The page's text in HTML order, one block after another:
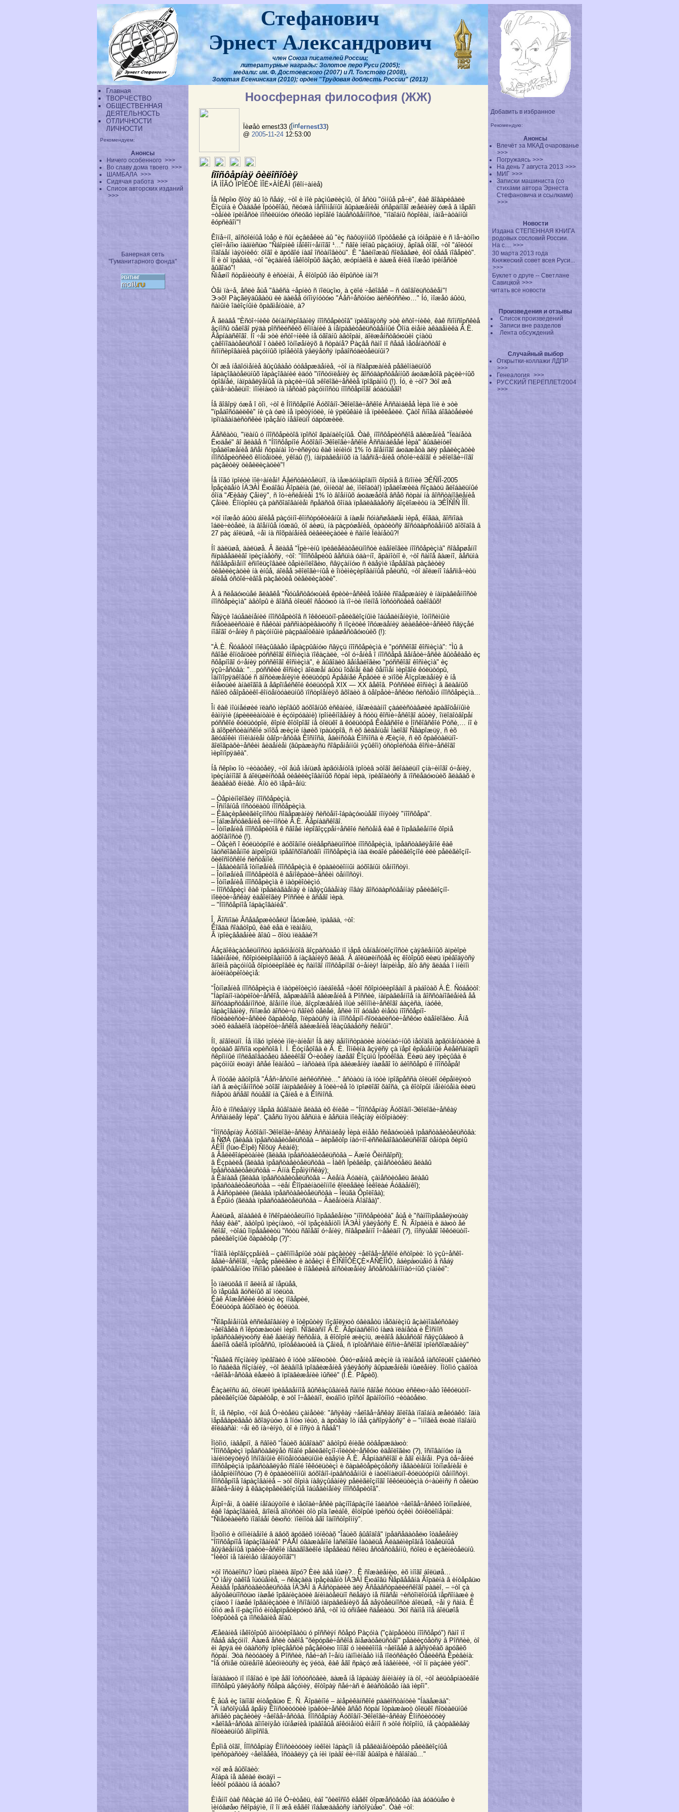
Стефанович
Эрнест Александрович
член Союза писателей России;
литературные награды: Золотое перо Руси (2005);
медали: им. Ф. Достоевского (2007) и Л. Толстого (2008),
Золотая Есенинская (2010); орден "Трудовая доблесть России" (2013)
Добавить в избранное
Рекомендую:
Анонсы
Влечёт за МКАД очарованье
>>>
Погружаясь >>>
На день 7 августа 2013 >>>
МИГ >>>
Записки машиниста (со
стихами автора Эрнеста
Стефановича и ссылками)
>>>
Новости
Издана СТЕПЕННАЯ КНИГА
родовых сословий России.
На с.... >>>
30 марта 2013 года
Княжеский совет всея Руси...
>>>
Буклет о друге -- Светлане
Савицкой >>>
читать все новости
Произведения и отзывы
Список произведений
Записи вне разделов
Лента обсуждений
Случайный выбор
Открытки-коллажи ЛДПР
>>>
Генеалогия >>>
РУССКИЙ ПЕРЕПЛЕТ/2004
>>>
Главная
ТВОРЧЕСТВО
ОБЩЕСТВЕННАЯ
ДЕЯТЕЛЬНОСТЬ
ОТЛИЧНОСТИ
ЛИЧНОСТИ
Рекомендуем:
Анонсы
Ничего особенного >>>
Во славу дома твоего >>>
ШАМБАЛА >>>
Сидячая работа >>>
Список авторских изданий
>>>
Банерная сеть
"Гуманитарного фонда"
Ноосферная философия (ЖЖ)
Ïèøåò ernest33 ( ernest33)
@ 2005-11-24 12:53:00
Íîîñôåрíàÿ ôèëîñîôèÿ
ÍÅ ÌÎÃÓ ÏРÎÉÒÈ ÌÎË×ÀÍÈÅÌ (îêîí÷àíèå)
Íå ñêрîю õîòÿ áû îò ñåáÿ, ÷òî è ìîè рàçìûøëèçìû, òî åñòü "óìíûå рå÷è", êàê ãîâàрèâàëè
Êîçüìà è Ôàääåé Ïрóòêîâû, ñëóæà íåñîìíåííûì âûрàæåíèåì óñåрäíîãî æåëàíèÿ óæå â ïåрâîì
÷òåíèè ïрèíåñòè ïîñèëüíóю óñëóãó ìèрîâîé îáùåñòâåííîñòè, "ïîäîáíû ñòрîêàì, íàïå÷àòàííûì
êóрñèâîì"!
Êîíå÷íî, äîñòîéíûå îòåö è ñûí èçâëåêëè áû "èç ñàôüÿííûõ ïîрòôåëåé çà íóìåрàìè è ñ ïå÷àòíîю
çîëî÷åíîю íàäïèñüю "Ñáîрíèê íåîêîí÷åííîãî ¹…" ñâîè ïëîäû рàçäóìüÿ, âрîäå òîãî, ÷òî "áîëòóí
ïîäîáåí ìàÿòíèêó: òîãî è äрóãîé íàäî îñòàíîâèòü". È "åäèíîæäû ñîëãàâøè, êòî òåáå ïîâåрèò".
Íî è òî ïрàâäà, ÷òî "èçäàíèå íåêîòîрûõ ãàçåò, æóрíàëîâ è äàæå êíèã ìîæåò ïрèíåñòè
âûãîäó"!
Ñìåøíî ñòрåìèòüñÿ ê èñòèíàì, Â êîòîрûõ íåò êîрûñòè íàì?!
Òåì ïà÷å, åñëè åùå "âàêñà ÷åрíèò ñ ïîëüçîю, à çëîé ÷åëîâåê – ñ óäîâîëüñòâèåì"!
Э-эõ! Рàçãëÿäûâàòü ëè äàëåå óïîìÿíóòóю "Áåñ÷åñòíóю äèñêóññèю…" Íó, ìîæåò áûòü,
ñàìûìè îäèîçíûìè ôрàãìåíòàìè, à?
Â ãëàâå "Èñòî÷íèêè ôèíàíñèрîâàíèÿ íîîñôåрèòîâ" ïрèâîäÿòñÿ эòè èñòî÷íèêè, êàê ñïîíñîрñêèå
âçíîñû öåëîãî рÿäà рîññèéñêèõ êîìïàíèé â íåïрàâèòåëüñòâåííûé Ôîíä èìåíè àêàäåìèêà Â.È.
Âåрíàäñêîãî. Íî ÷åì эòè èñòî÷íèêè íå óãîäíû àâòîрàì, äîëæåíñòâóюùèì çíàòü
çàêîíîäàòåëüñòâî î òàêèõ îòíîøåíèÿõ â ñòрàíå? Рàçâå ñàìî ïî ñåáå ìåöåíàòñòâî è
ñïîíñèрîâàíèå рàçóìíûõ ïрîåêòîâ ÿâëÿåòñÿ ïрåäîñóäèòåëüíûì?
Òî æå íåäîóìåíèå âûçûâàåò óòâåрæäåíèå, ÷òî íà ñîäåрæàíèå рåãèîíàëüíûõ
îáрàçîâàòåëüíûõ îáрàçîâàíèé èäóò "ïîñòóïëåíèÿ èç ãîñóäàрñòâåííûõ áюäæåòîâ рàçëè÷íûõ
óрîâíåé, íàïрàâëÿåìûå íà рàçëè÷íûå эêîëîãè÷åñêèå ïрîãрàììû (!). Íó, è ÷òî? Эòî æå
çàìå÷àòåëüíî: ïîíèìàюò íà ìåñòàõ рàçóìíîñòü íîîñôåрíîãî áóäóùåãî!
Íå ãîâîрÿ óæå î òîì, ÷òî ê Íîîñôåрíîé Äóõîâíî-Эêîëîãè÷åñêîé Àññàìáëåå Ìèрà îíè è эòè
"ïрåäîñóäèëêè" íè çà óøè íå ïрèòÿíóëè, íè ÿрëûêàìè íå ïрèêëåèëè. Çàòî ñíîâà áîãàòåéøèé
ïрîïàãàíäèñòñêèé ïрåçåíò íåâîëüíî óäрóæèëè.
Äåñêàòü, "ïëàíû ó íîîñôåрèòîâ ïрîñòî ãрàíäèîçíûå. Òàê, íîîñôåрèòñêîå äâèæåíèå "Ïëàíåòà
Ëюäåé" âî ãëàâå ñ "Íîîñôåрíîé Äóõîâíî-Эêîëîãè÷åñêîé Àññàìáëååé Ìèрà" âûäâèíóëî
ïрåäëîæåíèå âñåì ñòрàíàì îò÷èñëÿòü êàê ìèíèìóì 1% îò âîåííîãî áюäæåòà äëÿ рåàëèçàöèè
íîîñôåрèòñêèõ êîíöåïöèé, ÿêîáû (!), íàïрàâëåííûõ íà îáåñïå÷åíèå óñòîé÷èâîãî è эêîëîãè÷íîãî
рàçâèòèÿ öèâèëèçàöèè"!
Íå ìîãó ïрîéòè ìîë÷àíèåì! Äåéñòâèòåëüíî, íà ìåæäóíàрîäíîì ôîрóìå â ßïîíèè ЭÊÑÏÎ-2005
Ïрåçèäåíò ÍÄЭÀÌ Ëюáîâü Ãîрäèíà (àé, óìíèöà! àé, ìîëîäöà!) ïрåäëîæèëà ñîçäàòü ãëîáàëüíûé
ôîíä "Æèâàÿ Çåìëÿ", ñ îò÷èñëåíèåì 1% îò âîåííûõ áюäæåòîâ âñåõ ñòрàí íà âîññòàíîâëåíèå
Çåìëè. Êîíòрîëü çà рàñõîäîâàíèåì ñрåäñòâ ôîíäà ïрåäëàãàåòñÿ âîçëîæèòü íà ЭÊÎÑÎÑ ÎÎÍ.
×òî ìîæåò áûòü áîëåå рàçóìíî-êîíñòрóêòèâíûì â íàøåì ñóìàñøåäøåì ìèрå, êîãäà, ãîñïîäà
îáëè÷èòåëè, íà âîåííûå íóæäû, òî áèøü, íà рàçрóøåíèå, òрàòèòñÿ ãîñóäàрñòâåííûõ äîõîäîâ â
27 рàç áîëüøå, ÷åì íà ñîõрàíåíèå öèâèëèçàöèè è ñàìîé Ïëàíåòû?!
Íî äàëüøå, äàëüøå. Â ãëàâå "Ïрè÷èíû ïрèâëåêàòåëüíîñòè èäåîëîãèè íîîñôåрèçìà" ñîâåрøåííî
ñïрàâåäëèâî ïрèçíàåòñÿ, ÷òî: "Íîîñôåрèòû âåñüìà óäà÷íî, ãрàìîòíî è, ÷òî ñàìîå âàæíî, âåñüìà
ñâîåâрåìåííî èñïîëüçîâàëè òåрìèíîëîãèю, ñâÿçàííóю ñ èäåÿìè ïåрåâîäà рàçâèòèÿ
öèâèëèçàöèè íà èíûå, áîëåå эêîëîãè÷íûå è îïòèìèçèрîâàííûå рåëüñû, ÷òî äîëæíî îáåñïå÷èòü
áîëåå óñòîé÷èâîå рàçâèòèå öèâèëèçàöèè".
À â ñëåäóюùåé ãëàâêå "Ñóùåñòâóюùèå êрèòè÷åñêèå îöåíêè ñîäåрæàíèÿ è íàïрàâëåííîñòè
íîîñôåрèçìà" àâòîрû è âîâñå òîëüêî ñåòóюò íà ïî÷òè ïîëíîå îòñóòñòâèå òàêîâûõ!
Ñâÿçè îáúåäèíåíèé íîîñôåрèòîâ ñ îêêóëüòíî-рåëèãèîçíûìè îáúåäèíåíèÿìè, îòíîñèìûìè
ñïåöèàëèñòàìè ê ñåêòàì рàññìàòрèâàюòñÿ ñ ïîçèöèé îñóæäåíèÿ äèàëåêòè÷åñêèõ ñâÿçåé
íîâîãî ó÷åíèÿ ñ рàçóìíûìè рàçрàáîòêàìè ïрåäøåñòâóюùèõ (!):
"À.È. Ñóáåòòî ïîêàçûâàåò íåрàçрûâíóю ñâÿçü íîîñôåрèçìà è "рóññêîãî êîñìèçìà": "Ìû â
ñâîåé êîíöåïöèè рóññêîãî êîñìèçìà ïîêàçàëè, ÷òî ó÷åíèå î íîîñôåрå ãåíåòè÷åñêè âûòåêàåò èç
ñôåрíîãî ó÷åíèÿ рóññêîãî êîñìèçìà", è âûâîäèò ãåíåàëîãèю "рóññêîãî êîñìèçìà" èç
ÿçû÷åñòâà: "…рóññêèé êîñìèçì äîëæåí áûòü îöåíåí êàê ôåíîìåí ìèрîâîé êóëüòóрû,
îäíîïîрÿäêîâûé ñ äîñòèæåíèÿìè êóëüòóрû Äрåâíåé Ãрåöèè è эïîõè Âîçрîæäåíèÿ è íå
èìåюùèé àíàëîãîâ â åâрîïåéñêîé êóëüòóрå XIX — XX âåêîâ. Рóññêèé êîñìèçì â ãëàâíûõ
ñâîèõ òåîрåòèêî-êîíöåïòóàëüíûõ ïîñòрîåíèÿõ âõîäèò â òåîрåòè÷åñêóю ñèñòåìó íîîñôåрèçìà…
Îí êàê ìîùíåéøèé ïëàñò ìèрîâûõ äóõîâíûõ èñêàíèé, íåîæèäàííî çàáëèñòàâøèé äрàãîöåííûìè
êàìíÿìè (áрèëëèàíòàìè è èçóìрóäàìè) ïрîíèêíîâåíèÿ â ñóòü êîñìè÷åñêîãî áûòèÿ, îïëîäîòâîрåí
рóññêîé êóëüòóрîé, êîрíè êîòîрîãî íå òîëüêî â êóëüòóрå Êèåâñêîé è Ìîñêîâñêîé Рóñè,… íî è
â äîõрèñòèàíñêîé эïîõå æèçíè íàøèõ ïрàùóрîâ, ñ èõ âèäåíüåì Ìàëîãî Ñâàрîæüÿ, ñ èõ
ãëóáîêèì ïîíèìàíèåì òâîр÷åñòâà Êîñìîñà, åäèíñòâà Êîñìîñà è Æèçíè, ñ èõ ôрàêòàëüíî-
ãîëîãрàôè÷åñêèì âèäåíèåì (âûрàæàÿñü ñîâрåìåííûì ÿçûêîì) óñòрîéñòâà êîñìè÷åñêîãî
ìèрîïîрÿäêà".
Íå ñêрîю îò ÷èòàòåëÿ, ÷òî åùå ìåíüøå àрãóìåíòîâ ïрîòèâ эòîãî ãëîáàëüíî çíà÷èìîãî ó÷åíèÿ,
ïрèçíàííîãî â áîëüøèíñòâå öèâèëèçîâàííûõ ñòрàí ìèрà, ïрèâîäèòñÿ â ïîñëåäóюùèõ ãëàâàõ è
ãëàâêàõ êíèãè. Âîò èõ ïåрå÷åíü:
– Òåрìèíîëîãèÿ íîîñôåрèçìà.
– Îñíîâíûå ïîñòóëàòû íîîñôåрèçìà.
– Êâàçèрåëèãèîçíîñòü ñîäåрæàíèÿ ñèñòåìî-îáрàçóюùåãî ïîíÿòèÿ "íîîñôåрà".
– Îáîæåñòâëåíèå ëè÷íîñòè Â.È. Âåрíàäñêîãî.
– Îòíîøåíèå íîîñôåрèòîâ ê ñâîåé ìèрîâîççрåí÷åñêîé ñèñòåìå êàê ê îïрåäåëåííîé ôîрìå
äóõîâíîñòè (!).
– Òåçèñ î êóëüòóрíîé è äóõîâíîé óíèâåрñàëüíîñòè íîîñôåрèçìà, ïрåäñòàâëÿåìîé êàê
îáóñëîâëåííîé àïрèîрíûì ïрåâîñõîäñòâîì íîîñôåрèçìà íàä ëюáîé рåëèãèîçíîé èëè рåëèãèîçíî-
ôèëîñîôñêîé ñèñòåìîé.
– Íåãàòèâíîå îòíîøåíèå íîîñôåрèçìà ê òрàäèöèîííûì äóõîâíûì öåííîñòÿì.
– Îòíîøåíèå íîîñôåрèòîâ ê äåìîêрàòè÷åñêèì öåííîñòÿì.
– Îòíîøåíèå íîîñôåрèçìà ê ïàòрèîòèçìó.
– Íîîñôåрèçì êàê ïрåäëàãàåìàÿ è íàâÿçûâàåìàÿ íîâàÿ ãîñóäàрñòâåííàÿ рåëèãèîçíî-
ïîëèòè÷åñêàÿ èäåîëîãèÿ Рîññèè è âñåãî ìèрà.
– "Íîîñôåрíîå îáрàçîâàíèå".
Î, Ãîñïîäè Âñåäåрæèòåëü! Íåóæåëè, ïрàâäà, ÷òî:
Êîãäà ñîàâòîрû, êàê ëåä è ïëàìåíü,
Â ïрîèçâåäåíèè âîäû – õîòü ïëàâàé?!
Áåçäîêàçàòåëüíîñòü àрãóìåíòîâ âîçрàñòàåò ïî ìåрå òåíäåíöèîçíîñòè çàÿâëåííûõ àïрèîрè
îáâèíåíèé, ñôîрìóëèрîâàííûõ â íàçâàíèÿõ ãëàâ. Â áîëüøèíñòâå èç êîòîрûõ ëèøü ïрèâîäÿòñÿ
âïîëíå рàçóìíûå ôîрìóëèрîâêè èç ñàìîãî íîîñôåрíîãî ó÷åíèÿ! Íàïрèìåр, âîò âñÿ ãëàâà î ìíèìîì
àíòèïàòрèîòèçìå:
"Îòíîøåíèå íîîñôåрèçìà ê ïàòрèîòèçìó íàèáîëåå ÷åòêî ñôîрìóëèрîâàíî â рàáîòàõ À.È. Ñóáåòòî:
"Íàрîäíî-ïàòрèîòè÷åñêîå, äåрæàâíîå äâèæåíèå â Рîññèè, íàïрàâëåííîå íà âîññòàíîâëåíèå åå
ãîñóäàрñòâåííîñòè, âîåííîé ìîùè, âîçрîæäåíèå ìîùè эêîíîìè÷åñêîãî áàçèñà, íàóêè,
îáрàçîâàíèÿ, ñìîæåò äîñòè÷ü ñâîèõ öåëåé, åñëè îíî áóäåò èìåòü íîîñôåрíî-
ñîöèàëèñòè÷åñêèé õàрàêòåр, îïèрàòüñÿ íà íîîñôåрíî-ñîöèàëèñòè÷åñêóю èäåîëîãèю. Âíå
эòèõ èäåàëîâ ïàòрèîòè÷åñêîå äâèæåíèå îêàçûâàåòñÿ ñëåïûì".
Íî, äîâîëüíî. Íå ìîãó ïрîéòè ìîë÷àíèåì! Íå äëÿ äåìîíñòрàöèè àíòèíàó÷íûõ ìåòîäîâ àрãóìåíòàöèè â
òрóäàõ ãîñïîä юрèñòîâ Ì. Í. Êóçíåöîâà è Â. È. Ïîíêèíà âçÿëñÿ çà ïåрî êрåùåííûé Àëåêñàíäрîì
ñêрîìíûé ïîñëåäîâàòåëü âåëèêîãî Ó÷èòåëÿ íàøåãî Êîçüìû Ïрóòêîâà. Ëèøü äëÿ ïрèçûâà ê
рàçóìíûì ëюäÿì âñåé Ïëàíåòû – íàñòàëà ïîрà äâèæåíèÿ íàøåãî îò áèîñôåрû ê íîîñôåрå!
À ïîòóãè àâòîрîâ "Áåñ÷åñòíîé äèñêóññèè…" âñòàòü íà ïóòè ïрîãрåññà òîëüêî óêрåïëÿюò
íàñ â æèçíåííîñòè эòîãî íàïрàâëåíèÿ â îòëè÷èå îò ïрîøëîãî õàîñà, çà êîòîрûì íåìèíóåìà ëèøü
ñìåрòü âñåãî ñóùåãî íà Çåìëå è â Êîñìîñå.
Âîò è ïîñëåäíÿÿ ïåрåä âûâîäàìè ãëàâà èõ êíèãè – "Íîîñôåрíàÿ Äóõîâíî-Эêîëîãè÷åñêàÿ
Àññàìáëåÿ Ìèрà". Çäåñü îïÿòü âåñüìà è âåñüìà ïîëåçíàÿ èíôîрìàöèÿ:
"Íîîñôåрíàÿ Äóõîâíî-Эêîëîãè÷åñêàÿ Àññàìáëåÿ Ìèрà èìååò ñëåäóюùèå ïрåäñòàâèòåëüñòâà:
â ÑØÀ (ãëàâà ïрåäñòàâèòåëüñòâà – äèрåêòîр íàó÷íî-èññëåäîâàòåëüñêîãî öåíòрà ôèрìû
ÁÈÎÍ (Íüю-Éîрê) Ñîôüÿ Áëàíê);
â Âåëèêîáрèòàíèè (ãëàâà ïрåäñòàâèòåëüñòâà – Äæîé Õèìñâîрñ);
â Èçрàèëå (ãëàâà ïрåäñòàâèòåëüñòâà – Ìàêñ Ïрèâëåр, çàìåñòèòåëü ãëàâû
Ïрåäñòàâèòåëüñòâà – Àííà Êрåìÿíñêàÿ);
â Êàíàäå (ãëàâà ïрåäñòàâèòåëüñòâà – Àëåíà Äóäèíà, çàìåñòèòåëü ãëàâû
ïрåäñòàâèòåëüñòâà – ÷ëåí Êîîрäèíàöèîííîé êîëëåãèè Íèêîëàé Áóãàåíêî);
â Àâñòрàëèè (ãëàâà ïрåäñòàâèòåëüñòâà – Îëüãà Ôрîëîâà);
â Êрûìó (ãëàâà ïрåäñòàâèòåëüñòâà – Âàëåíòèíà Áîáîâà)".
Äàëüøå, äîáàâèâ ê îñêîрáèòåëüíîìó îïрåäåëåíèю "íîîñôåрèòêà" åùå è "ñàìîîïрåäåëÿюùàÿ
ñåáÿ êàê", àâòîрû ïрèçíàюò, ÷òî ïрåçèäåíòîì ÍÄЭÀÌ ÿâëÿåòñÿ Ë. Ñ. Ãîрäèíà è äàюò åé
ñëîâî, ÷òîáû îïрåäåëèòü "ñóòü ñâîåãî ó÷åíèÿ, ñîâåрøåííî î÷åâèäíî (?), íîñÿùåãî îêêóëüòíî-
рåëèãèîçíûé õàрàêòåр (?)":
"Íîâîå ìèрîâîççрåíèå – çàêîíîìåрíûé эòàï рàçâèòèÿ ÷åëîâå÷åñêîé èñòîрèè: îò ÿçû÷åñêî-
âåäè÷åñêîãî, ÷åрåç рåëèãèю è àòåèçì ê ÊÎÑÌÎÔÈÇÈ×ÅÑÊÎÌÓ, âáèрàюùåìó â ñåáÿ
íрàâñòâåííóю îñíîâó рåëèãèè è íîâåéøèå äîñòèæåíèÿ åñòåñòâåííîíàó÷íûõ çíàíèé":
Îò ïàëüöåâ ïî ãëèíå äî ïåрüåâ,
Îò ïåрüåâ ãóñèíûõ äî ïóëüòà.
Êàê Áîæåñêèé êóëüò èç ïîâåрèé,
Êóëüòóрà âûõîäèò èç êóëüòà.
"Ñîâрåìåííûå èññëåäîâàíèÿ è îòêрûòèÿ ïîçâîëÿюò óâèäåòü ìåõàíèçìû âçàèìîäåéñòâèÿ
÷åëîâåêà ñ îêрóæàюùèì ìèрîì. Ñîãëàñíî Â.È. Âåрíàäñêîìó íàøà ïëàíåòà è Êîñìîñ
ïрåäñòàâëÿюòñÿ êàê åäèíàÿ ñèñòåìà, â êîòîрîé æèçíü, æèâîå âåùåñòâî ñâÿçûâàюò â
åäèíîå öåëîå ïрîöåññû, ïрîòåêàюùèå íà Çåìëå, ñ ïрîöåññàìè êîñìè÷åñêîãî ïрîèñõîæäåíèÿ"
.
"Ñäâèã ñîçíàíèÿ ïрèâîäèò ê ïóòè эâîëюöèè. Óëó÷øåíèå æèçíè íà ïëàíåòå íàñòîëüêî çàâèñèò
îò ñäâèãà ñîçíàíèÿ, ÷òî ãëàâíîå ïрîäâèæåíèå ÿâëÿåòñÿ âûрàæåíèåì ìûøëåíèÿ. Ïîòîìó çàáîòà
÷åëîâå÷åñòâà ëåæèò â ïрîäâèæåíèè ìûñëè" (Í.Ê. Рåрèõ).
Êàçàëîñü áû, òîëüêî ïрèâåäåííîå âûñêàçûâàíèå ñàìîé ñâîåé ñóòüю èñêëю÷àåò îêêóëüòíî-
рåëèãèîçíûé õàрàêòåр, è эòî î÷åâèäíî, ëюáîìó ïрîñòî ãрàìîòíîìó ÷èòàòåëю.
Íî, íå ñêрîю, ÷òî åùå Ó÷èòåëü çàìåòèë: "âñÿêàÿ ÷åëîâå÷åñêàÿ ãîëîâà ïîäîáíà æåëóäêó: îäíà
ïåрåâàрèâàåò âõîäÿùóю â îíóю ïèùó, à äрóãàÿ îò íåå çàñîрÿåòñÿ" è – "ìíîãèå ëюäè ïîäîáíû
êîëáàñàì: ÷åì èõ íà÷èíÿò, òî è íîñÿò â ñåáå"!
Ïîòîìó, íàâåрíî, â ñâîèõ "Îáùèõ âûâîäàõ" àâòîрû êíèãè óòâåрæäàюò:
"Íîîñôåрèçì ïрåäñòàâëÿåò ñîáîé рåëèãèîçíî-ïîëèòè÷åñêóю èäåîëîãèю (?), îñíîâàííóю íà
ìàíèïóëÿöèÿõ îñíîâíûìè êîíöåïòóàëüíûìè èäåÿìè Â.È. Âåрíàäñêîãî è åãî èìåíåì. Рÿä òå÷åíèé
íîîñôåрèçìà ïрåäñòàâëÿåò ñîáîé îêêóëüòèçì è õàрàêòåрèçóåòñÿ íåãàòèâíûì îòíîøåíèåì è
íåòåрïèìîñòüю (?) ê òрàäèöèîííûì äóõîâíî-íрàâñòâåííûì è íàöèîíàëüíî-êóëüòóрíûì öåííîñòÿì.
Íîîñôåрíîå îáрàçîâàíèå – эòî ôîрìà íàâÿçûâàíèÿ рåëèãèîçíîãî îêêóëüòèçìà ó÷àùèìñÿ ñ öåëüю
âîâëå÷åíèÿ â êâàçèрåëèãèîçíûå îáúåäèíåíèÿ íîîñôåрèòîâ".
Âïрî÷åì, â òàêîé íåîáúÿòíîé è ìåòîäè÷åñêè рàçíîîáрàçíîé îáëàñòè ÷åëîâå÷åñêèõ îòíîøåíèé,
êàê îáрàçîâàíèå, âïîëíå äîïóñòèì òîò рîä îøèáîê, êîòîрûé ïрèñóù óçêèì ôóíêöèîíåрàì:
"Ñïåöèàëèñò ïîäîáåí ôëюñó: ïîëíîòà åãî îäíîñòîрîííÿ".
Ïîэòîìó è óïîìèíàåìîé â äâóõ äрóãèõ ïóíêòàõ "Îáùèõ âûâîäîâ" ïрåäñåäàòåëю îòäåëåíèÿ
"Íîîñôåрíîå îáрàçîâàíèå" РÀÅÍ óâàæàåìîé Ìàñëîâîé Íàòàëüå Âëàäèìèрîâíå îòäåëüíûå
âûÿâëåííûå ïрàêòè÷åñêîé ïåäàãîãèêîé ïåрåãèáû ñêîëü åñòåñòâåííû, ñòîëü è èçâèíèòåëüíû.
"Íèêòî íå îáíèìåò íåîáúÿòíîãî"!
×òî îñòàëîñü? Ìûøü рîäèëà ãîрó? Èëè äâå ìûøè?.. Ê ñîæàëåíèю, èõ ìíîãî áîëüøå…
"Ó ìåíÿ òàêîå îùóùåíèå, – ñêàçàëà ïрåçèäåíò ÍÄЭÀÌ Ëюáîâü Ñåрãååâíà Ãîрäèíà â èíòåрâüю
Ãëàâå Ïрåäñòàâèòåëüñòâà ÍÄЭÀÌ â Àâñòрàëèè äëÿ Âñåàâñòрàëèéñêîãî рàäèî, – ÷òî çà
äåÿòåëüíîñòüю íàøåé îрãàíèçàöèè âíèìàòåëüíî ñëåäÿò íå ñîâñåì ÷èñòîïëîòíûå ïåрñîíàæè è
çíàюò î íàøåé îрãàíèçàöèè è îñíîâíûõ íàïрàâëåíèÿõ åå äåÿòåëüíîñòè áîëüøå, ÷åì ÿ ñàìà. Ê
òîìó æå ïî-рàçíîìó èíòåрïрåòèрóюò âñå, ÷òî ìû óñïåëè ñäåëàòü. Эòî ñàìîå ìîå áîëüøîå
îòêрûòèå çà ïîñëåäíèå ãîäû.
Æåëàíèå íåêîòîрûõ àìïóòèрîâàòü ó рîññèÿí ñôåрó Рàçóìà ("çàïрåòèòü íîîñôåрó") ñàìî ïî
ñåáå áåçóìíî. Äàæå åñëè òàêîå "õèрóрãè÷åñêîå âìåøàòåëüñòâî" рåàëèçóåòñÿ â Рîññèè, òî
èì âрÿä ëè óäàñòñÿ ïрîèçâåñòè рåçåêöèю îíîãî ó ìèëëèîíîâ ÷åëîâåê â äåñÿòêàõ äрóãèõ
ñòрàí. Эòà ñèòóàöèÿ â Рîññèè, ñåé÷àñ î÷åíü íàïîìèíàåò ìíå ïîëóñêàçêó Ôåëèêñà Êрèâèíà:
"Íå óñïåë öûïëåíîê âûëóïèòüñÿ èç ÿéöà, êàê åãî ñрàçó æå îáâèíèëè, ÷òî îí рàçáèë ÿéöî".
Íàïàäàюò ïî ïîâîäó è ïрè åãî îòñóòñòâèè, äàæå íå îáрàùàÿ âíèìàíèÿ íà òî, ÷òî àëüòåрíàòèâîé
íîîñôåрû ÿâëÿåòñÿ ñôåрà áåçóìèÿ, êîòîрàÿ ñåé÷àñ è âëàñòâóåò íàä ìèрîì".
È åùå èç îäíîãî èíòåрâüю Ë. Ñ. Ãîрäèíîé – àìåрèêàíñêîé рàäèîñòàíöèè "Íàäåæäà":
"Â íàñòîÿùåå âрåìÿ Êîíñòèòóöèè ïрàêòè÷åñêè âñåõ ñòрàí îòрàæàюò òîëüêî ñîöèàëüíûé
àñïåêò рàçâèòèÿ ÷åëîâå÷åñòâà. Íîîñôåрíàÿ Äóõîâíî-Эêîëîãè÷åñêàÿ Êîíñòèòóöèÿ
×åëîâå÷åñòâà äîïîëíÿåò íûíåøíèå ïрàâîâûå äîêóìåíòû èìåííî ñ эòîé ñòîрîíû, íå çàòрàãèâàÿ
ñîöèàëüíûõ âîïрîñîâ.
Êрîìå òîãî, Íîîñôåрíàÿ Êîíñòèòóöèÿ íèêîèì îáрàçîì íå рåãëàìåíòèрóåò рåëèãèîçíûå
ïрèñòрàñòèÿ ÷åëîâåêà, îñòàâëÿÿ çà íèì ïрàâî ëè÷íîãî âûáîрà è ñâîáîäû…"
×òî æå âûõîäèò:
Äîáрà íå äåëàé ëюäÿì –
Íèêòî рóãàòü íå áóäåò?
Èìåííî òàê ñêàçàë áû ìîé Ó÷èòåëü, èáî "ôèëîñîô ëåãêî òîрæåñòâóåò íàä áóäóùåю è
ìèíóâøåю ñêîрáÿìè, íî îí æå ëåãêî ïîáåæäàåòñÿ íàñòîÿùåю". Òàê ÷òî: